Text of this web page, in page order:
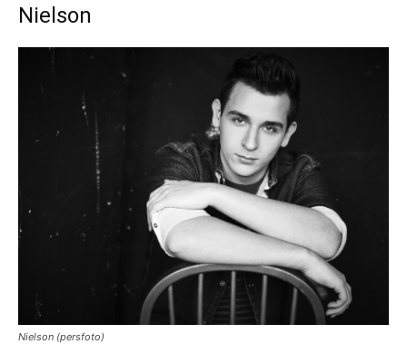
Nielson
Nielson (persfoto)